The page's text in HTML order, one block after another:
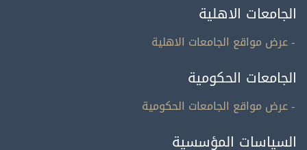
الجامعات الاهلية
- عرض مواقع الجامعات الاهلية
الجامعات الحكومية
- عرض مواقع الجامعات الحكومية
السياسات المؤسسية